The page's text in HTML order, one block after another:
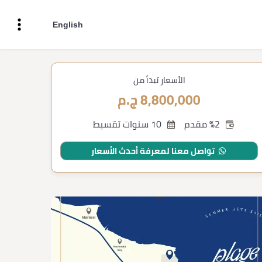
English
الأسعار تبدأ من
8,800,000 ج.م
10 سنوات تقسيط
تواصل معنا لمعرفة أحدث الأسعار